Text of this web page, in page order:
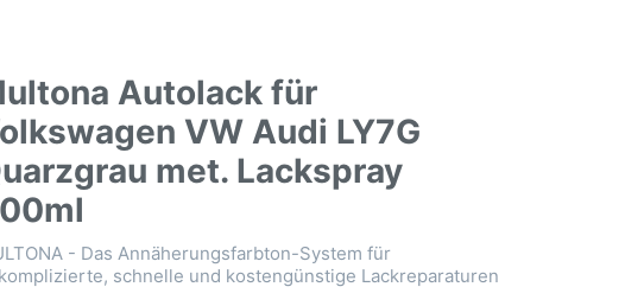
Autolack für
VW Audi LY7G
met. Lackspray
- Das Annäherungsfarbton-System für
schnelle und kostengünstige Lackreparaturen